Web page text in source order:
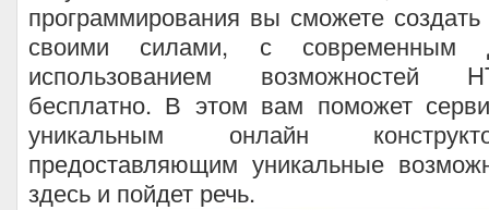
программирования вы сможете
своими силами, с
использованием возможностей
бесплатно. В этом вам поможет
уникальным онлайн
предоставляющим уникальные
здесь и пойдет речь.